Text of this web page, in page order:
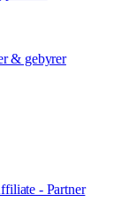
& gebyrer
- Partner